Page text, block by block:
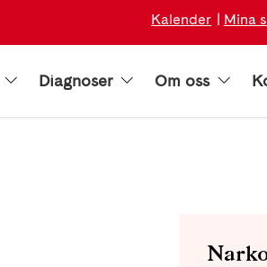
Kalender Mina
Diagnoser Om oss